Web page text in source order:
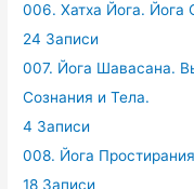
006. Хатха Йога. Йога
24 Записи
007. Йога Шавасана.
Сознания и Тела.
4 Записи
008. Йога
18 Записи